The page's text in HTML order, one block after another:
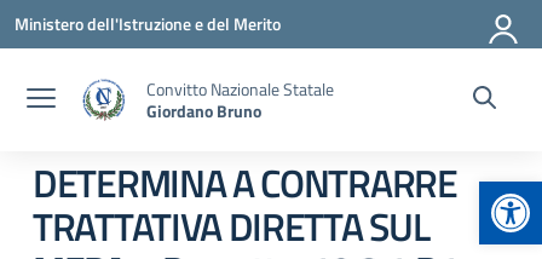
Vai ai contenuti
Vai al menu di navigazione
Vai al footer
Ministero dell'Istruzione e del Merito
Convitto Nazionale Statale
Giordano Bruno
DETERMINA A CONTRARRE
TRATTATIVA DIRETTA SUL